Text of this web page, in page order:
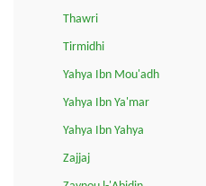
Thawri
Tirmidhi
Yahya Ibn Mou'adh
Yahya Ibn Ya'mar
Yahya Ibn Yahya
Zajjaj